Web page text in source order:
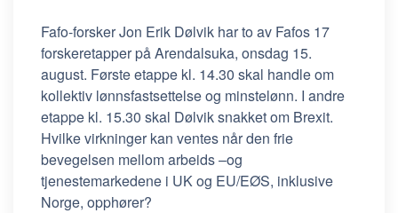
Fafo-forsker Jon Erik Dølvik har to av Fafos 17
forskeretapper på Arendalsuka, onsdag 15.
august. Første etappe kl. 14.30 skal handle om
kollektiv lønnsfastsettelse og minstelønn. I andre
etappe kl. 15.30 skal Dølvik snakket om Brexit.
Hvilke virkninger kan ventes når den frie
bevegelsen mellom arbeids –og
tjenestemarkedene i UK og EU/EØS, inklusive
Norge, opphører?